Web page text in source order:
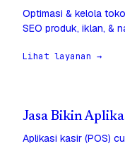
Optimasi & kelola
SEO produk, iklan, &
Lihat layanan →
Jasa Bikin
Aplikasi kasir (POS)